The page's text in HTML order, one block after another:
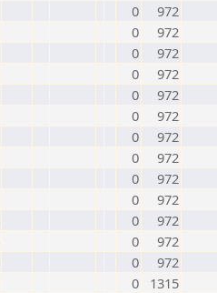
0
972
0
972
0
972
0
972
0
972
0
972
0
972
0
972
0
972
0
972
0
972
0
972
0
972
0
1315